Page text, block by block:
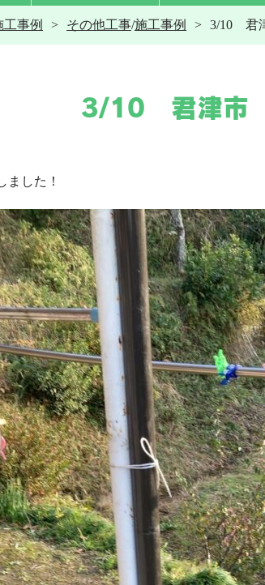
給湯器
その他工事
工事例 その他工事/施工事例 3/10 君
3/10 君津市
ました！